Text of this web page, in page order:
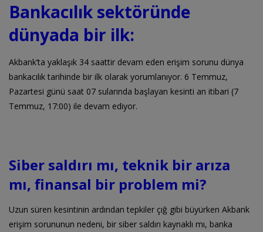
Bankacılık sektöründe
dünyada bir ilk:
Akbank’ta yaklaşık 34 saattir devam eden erişim sorunu dünya
bankacılık tarihinde bir ilk olarak yorumlanıyor. 6 Temmuz,
Pazartesi günü saat 07 sularında başlayan kesinti an itibari (7
Temmuz, 17:00) ile devam ediyor.
Siber saldırı mı, teknik bir arıza
mı, finansal bir problem mi?
Uzun süren kesintinin ardından tepkiler çığ gibi büyürken Akbank
erişim sorununun nedeni, bir siber saldırı kaynaklı mı, banka